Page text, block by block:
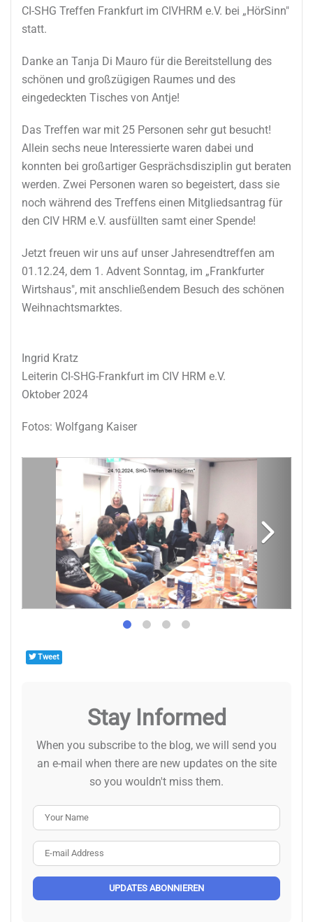
CI-SHG Treffen Frankfurt im CIVHRM e.V. bei „HörSinn"
statt.
Danke an Tanja Di Mauro für die Bereitstellung des
schönen und großzügigen Raumes und des
eingedeckten Tisches von Antje!
Das Treffen war mit 25 Personen sehr gut besucht!
Allein sechs neue Interessierte waren dabei und
konnten bei großartiger Gesprächsdisziplin gut beraten
werden. Zwei Personen waren so begeistert, dass sie
noch während des Treffens einen Mitgliedsantrag für
den CIV HRM e.V. ausfüllten samt einer Spende!
Jetzt freuen wir uns auf unser Jahresendtreffen am
01.12.24, dem 1. Advent Sonntag, im „Frankfurter
Wirtshaus", mit anschließendem Besuch des schönen
Weihnachtsmarktes.
Ingrid Kratz
Leiterin CI-SHG-Frankfurt im CIV HRM e.V.
Oktober 2024
Fotos: Wolfgang Kaiser
Tweet
Stay Informed
When you subscribe to the blog, we will send you
an e-mail when there are new updates on the site
so you wouldn't miss them.
UPDATES ABONNIEREN